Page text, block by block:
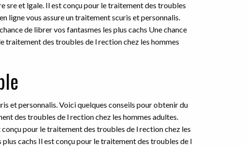
sre et lgale. Il est conçu pour le traitement des troubles
ligne vous assure un traitement scuris et personnalis.
de librer vos fantasmes les plus cachs Une chance
traitement des troubles de l rection chez les hommes
et personnalis. Voici quelques conseils pour obtenir du
des troubles de l rection chez les hommes adultes.
pour le traitement des troubles de l rection chez les
cachs Il est conçu pour le traitement des troubles de l